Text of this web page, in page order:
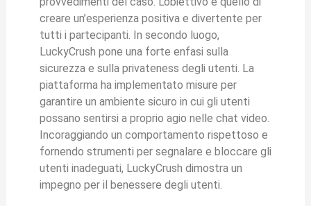
creare un’esperienza positiva e divertente per
tutti i partecipanti. In secondo luogo,
LuckyCrush pone una forte enfasi sulla
sicurezza e sulla privateness degli utenti. La
piattaforma ha implementato misure per
garantire un ambiente sicuro in cui gli utenti
possano sentirsi a proprio agio nelle chat video.
Incoraggiando un comportamento rispettoso e
fornendo strumenti per segnalare e bloccare gli
utenti inadeguati, LuckyCrush dimostra un
impegno per il benessere degli utenti.